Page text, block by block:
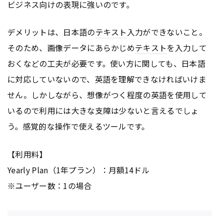
ビジネス向けの表現に強いのです。
デメリットは、日本語のテキスト入力ができないこと。
そのため、画像データにあらかじめテキストを入力して
おくなどの工夫が必要です。使い方に関しても、日本語
に対応していないので、英語を理解できなければいけま
せん。しかしながら、想像がつく程度の英語を使用して
いるので利用には大きな支障は少ないと言えるでしょ
う。感覚的な操作で使えるツールです。
【利用料】
Yearly Plan（1年プラン）：月額14ドル
※ユーザー数：1の場合